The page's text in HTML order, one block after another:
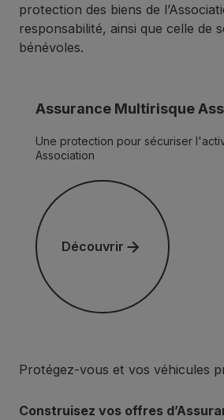
protection des biens de
responsabilité, ainsi que celle de
bénévoles.
Assurance Multirisque
Une protection pour sécuriser
Association
Découvrir
Découvrir
Protégez-vous et vos véhicules
Construisez vos offres